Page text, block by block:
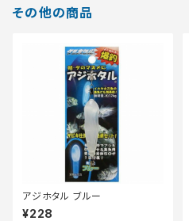
その他の商品
アジホタル ブルー
¥228